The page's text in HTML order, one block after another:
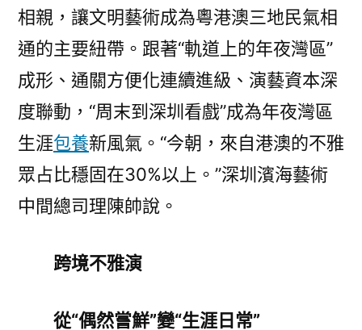
戲〉
相親，讓文明藝術成為粵港澳三地民氣相
通的主要紐帶。跟著“軌道上的年夜灣區”
成形、通關方便化連續進級、演藝資本深
度聯動，“周末到深圳看戲”成為年夜灣區
生涯包養新風氣。“今朝，來自港澳的不雅
眾占比穩固在30%以上。”深圳濱海藝術
中間總司理陳帥說。
跨境不雅演
從“偶然嘗鮮”變“生涯日常”